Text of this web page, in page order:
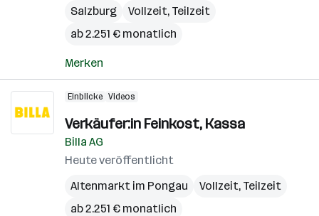
Salzburg
Vollzeit, Teilzeit
ab 2.251 € monatlich
Merken
Einblicke Videos
Verkäufer:in Feinkost, Kassa
Billa AG
Heute veröffentlicht
Altenmarkt im Pongau
Vollzeit, Teilzeit
ab 2.251 € monatlich